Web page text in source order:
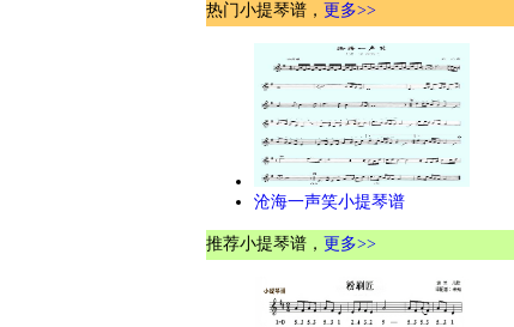
热门小提琴谱， 更多>>
沧海一声笑小提琴谱
推荐小提琴谱， 更多>>